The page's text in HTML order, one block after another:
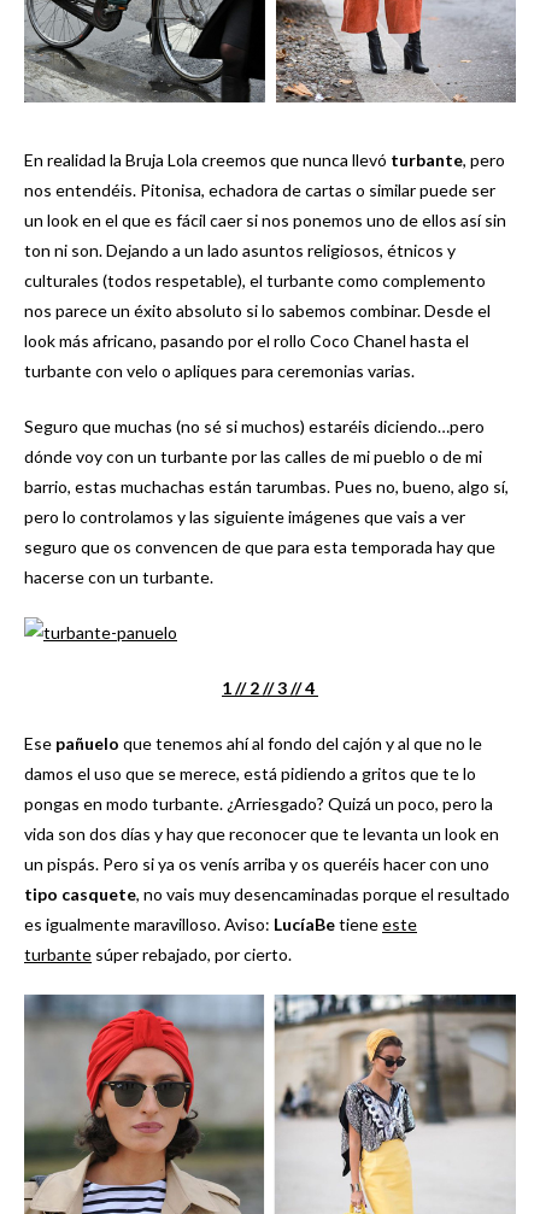
En realidad la Bruja Lola creemos que nunca llevó turbante, pero
nos entendéis. Pitonisa, echadora de cartas o similar puede ser
un look en el que es fácil caer si nos ponemos uno de ellos así sin
ton ni son. Dejando a un lado asuntos religiosos, étnicos y
culturales (todos respetable), el turbante como complemento
nos parece un éxito absoluto si lo sabemos combinar. Desde el
look más africano, pasando por el rollo Coco Chanel hasta el
turbante con velo o apliques para ceremonias varias.
Seguro que muchas (no sé si muchos) estaréis diciendo…pero
dónde voy con un turbante por las calles de mi pueblo o de mi
barrio, estas muchachas están tarumbas. Pues no, bueno, algo sí,
pero lo controlamos y las siguiente imágenes que vais a ver
seguro que os convencen de que para esta temporada hay que
hacerse con un turbante.
1 // 2 // 3 // 4
Ese pañuelo que tenemos ahí al fondo del cajón y al que no le
damos el uso que se merece, está pidiendo a gritos que te lo
pongas en modo turbante. ¿Arriesgado? Quizá un poco, pero la
vida son dos días y hay que reconocer que te levanta un look en
un pispás. Pero si ya os venís arriba y os queréis hacer con uno
tipo casquete, no vais muy desencaminadas porque el resultado
es igualmente maravilloso. Aviso: LucíaBetieneeste
turbante súper rebajado, por cierto.